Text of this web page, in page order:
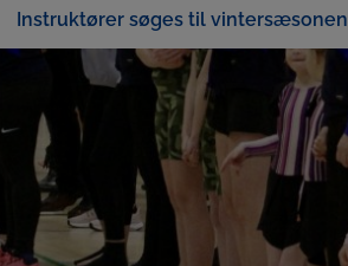
Instruktører søges til vintersæsonen